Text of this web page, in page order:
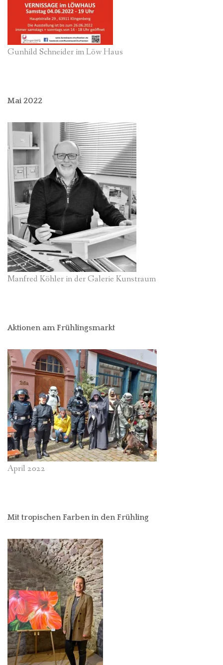
Gunhild Schneider im Löw Haus
Mai 2022
Manfred Köhler in der Galerie Kunstraum
Aktionen am Frühlingsmarkt
April 2022
Mit tropischen Farben in den Frühling